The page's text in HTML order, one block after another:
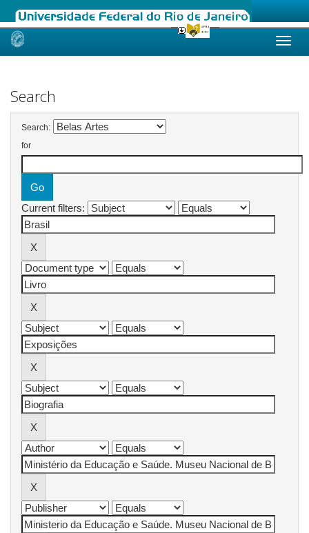
Skip
Search
Search:
for
Current filters: